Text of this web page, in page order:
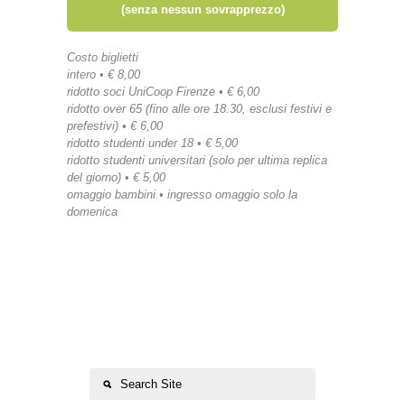
(senza nessun sovrapprezzo)
Costo biglietti
intero • € 8,00
ridotto soci UniCoop Firenze • € 6,00
ridotto over 65 (fino alle ore 18.30, esclusi festivi e
prefestivi) • € 6,00
ridotto studenti under 18 • € 5,00
ridotto studenti universitari (solo per ultima replica
del giorno) • € 5,00
omaggio bambini • ingresso omaggio solo la
domenica